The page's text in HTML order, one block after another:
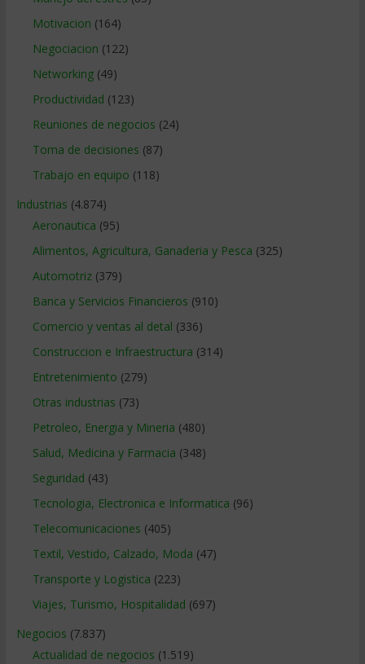
Motivacion (164)
Negociacion (122)
Networking(49)
Productividad (123)
Reuniones de negocios (24)
Toma de decisiones (87)
Trabajo en equipo (118)
Industrias (4.874)
Aeronautica (95)
Alimentos, Agricultura, Ganaderia y Pesca (325)
Automotriz(379)
Banca y Servicios Financieros (910)
Comercio y ventas al detal (336)
Construccion e Infraestructura (314)
Entretenimiento (279)
Otras industrias (73)
Petroleo, Energia y Mineria (480)
Salud, Medicina y Farmacia (348)
Seguridad (43)
Tecnologia, Electronica e Informatica (96)
Telecomunicaciones (405)
Textil, Vestido, Calzado, Moda (47)
Transporte y Logistica (223)
Viajes, Turismo, Hospitalidad (697)
Negocios (7.837)
Actualidad de negocios (1.519)